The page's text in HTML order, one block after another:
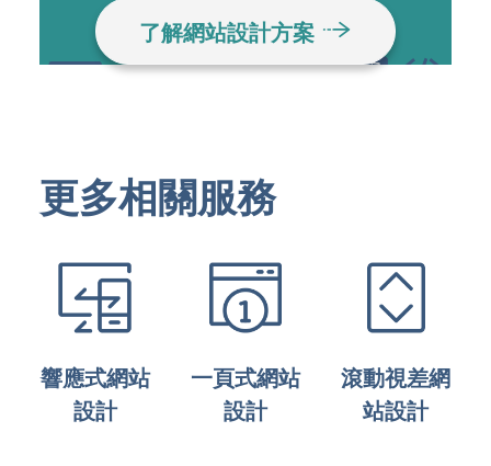
了解網站設計方案
更多相關服務
響應式網站
設計
一頁式網站
設計
滾動視差網
站設計